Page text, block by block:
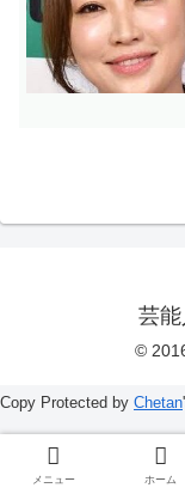
芸
©
メニュー ホーム
Copy Protected by Chetan